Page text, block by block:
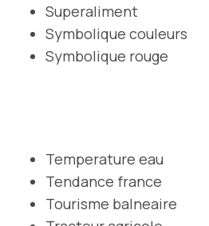
Superaliment
Symbolique couleurs
Symbolique rouge
Temperature eau
Tendance france
Tourisme balneaire